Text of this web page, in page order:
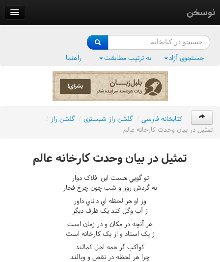
نوسخن
فرهنگ واژگان
جستجوی آزاد به ترتیب مطابقت راهنما
کتابخانه فارسی / گلشن راز شبستري / گلشن راز /
تمثيل در بيان وحدت کارخانه عالم
تمثيل در بيان وحدت کارخانه عالم
تو گويي هست اين افلاک دوار
به گردش روز و شب چون چرخ فخار
وز او هر لحظه اي داناي داور
ز آب وگل کند يک ظرف ديگر
هر آنچه در مکان و در زمان است
ز يک استاد و از يک کارخانه است
کواکب گر همه اهل کمالند
چرا هر لحظه در نقص و وبالند